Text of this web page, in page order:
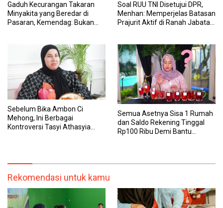
Gaduh Kecurangan Takaran
Minyakita yang Beredar di
Pasaran, Kemendag: Bukan
Soal RUU TNI Disetujui DPR,
Menhan: Memperjelas Batasan
Prajurit Aktif di Ranah Jabatan
Sebelum Bika Ambon Ci
Mehong, Ini Berbagai
Kontroversi Tasyi Athasyia
Semua Asetnya Sisa 1 Rumah
dan Saldo Rekening Tinggal
Rp100 Ribu Demi Bantu
Rekomendasi untuk kamu